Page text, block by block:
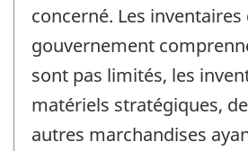
concerné. Les inventaires
gouvernement
sont pas limités, les
matériels stratégiques,
autres marchandises